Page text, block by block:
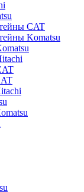
CAT
Komatsu